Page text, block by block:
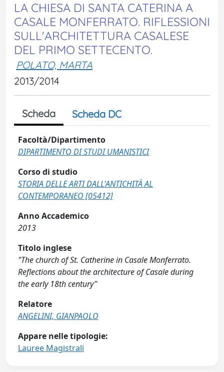
LA CHIESA DI SANTA CATERINA A
CASALE MONFERRATO. RIFLESSIONI
SULL'ARCHITETTURA CASALESE
DEL PRIMO SETTECENTO.
POLATO, MARTA
2013/2014
Scheda Scheda DC
Facoltà/Dipartimento
DIPARTIMENTO DI STUDI UMANISTICI
Corso di studio
STORIA DELLE ARTI DALL'ANTICHITÀ AL
CONTEMPORANEO [05412]
Anno Accademico
2013
Titolo inglese
"The church of St. Catherine in Casale Monferrato.
Reflections about the architecture of Casale during
the early 18th century"
Relatore
ANGELINI, GIANPAOLO
Appare nelle tipologie:
Lauree Magistrali